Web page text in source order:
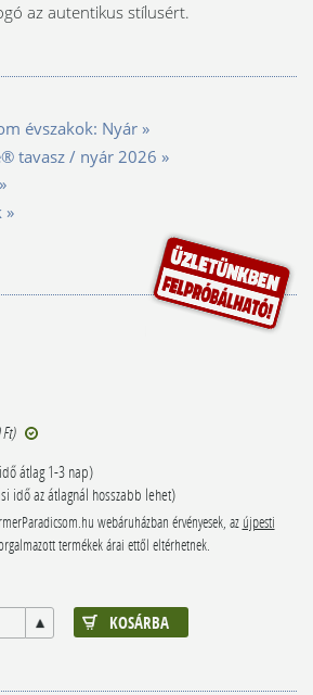
az autentikus stílusért.
évszakok: Nyár »
tavasz / nyár 2026 »
»
Ft)
átlag 1-3 nap)
idő az átlagnál hosszabb lehet)
webáruházban érvényesek, az újpesti
termékek árai ettől eltérhetnek.